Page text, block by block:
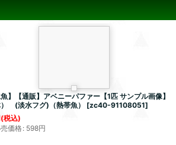
魚】【通販】アベニーパファー【1匹 サンプル画像】
） (淡水フグ)（熱帯魚）
[zc40-91108051]
(税込)
価格: 598円